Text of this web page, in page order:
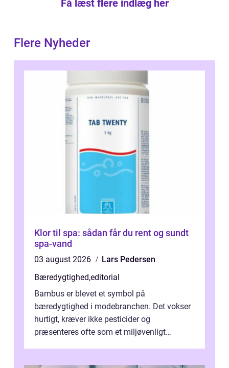
Få læst flere indlæg her
Flere Nyheder
Klor til spa: sådan får du rent og sundt
spa-vand
03 august 2026
Lars Pedersen
Bæredygtighed,editorial
Bambus er blevet et symbol på
bæredygtighed i modebranchen. Det vokser
hurtigt, kræver ikke pesticider og
præsenteres ofte som et miljøvenligt